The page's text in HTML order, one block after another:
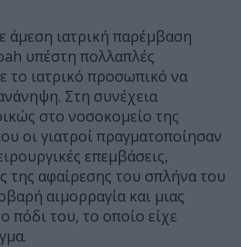
άμεση ιατρική παρέμβαση
υπέστη πολλαπλές
το ιατρικό προσωπικό να
Στη συνέχεια
στο νοσοκομείο της
οι γιατροί πραγματοποίησαν
επεμβάσεις,
της αφαίρεσης του σπλήνα του
αιμορραγία και μιας
πόδι του, το οποίο είχε